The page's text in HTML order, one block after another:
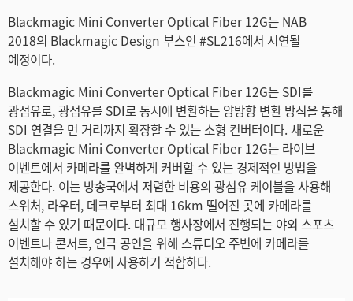
Mexico
Netherlands
New Zealand
Norway
Poland
Portugal
Singapore
Blackmagic Mini Converter Optical Fiber 12G는 NAB
2018의 Blackmagic Design 부스인 #SL216에서 시연될
예정이다.
Blackmagic Mini Converter Optical Fiber 12G는 SDI를
광섬유로, 광섬유를 SDI로 동시에 변환하는 양방향 변환 방식을 통해
SDI 연결을 먼 거리까지 확장할 수 있는 소형 컨버터이다. 새로운
Blackmagic Mini Converter Optical Fiber 12G는 라이브
이벤트에서 카메라를 완벽하게 커버할 수 있는 경제적인 방법을
제공한다. 이는 방송국에서 저렴한 비용의 광섬유 케이블을 사용해
스위처, 라우터, 데크로부터 최대 16km 떨어진 곳에 카메라를
설치할 수 있기 때문이다. 대규모 행사장에서 진행되는 야외 스포츠
이벤트나 콘서트, 연극 공연을 위해 스튜디오 주변에 카메라를
설치해야 하는 경우에 사용하기 적합하다.